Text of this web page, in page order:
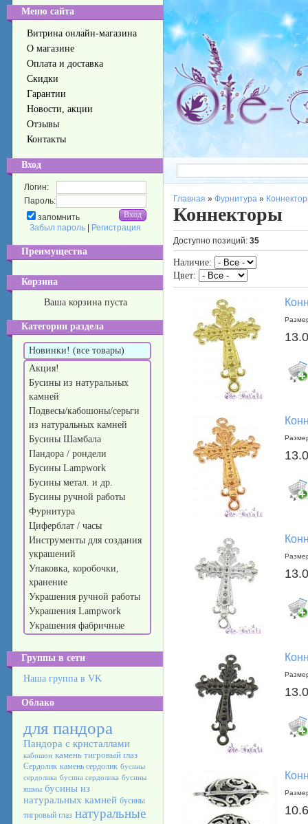
Меню сайта
Витрина онлайн-магазина
О магазине
Оплата и доставка
Скидки
Гарантии
Новости, акции
Отзывы
Контакты
Вход
Логин:
Пароль:
запомнить
Забыл пароль
Регистрация
Преимущества
Корзина
Ваша корзина пуста
Категории раздела
Новинки! (все товары)
Акция!
Бусины из натуральных
камней
Подвесы/кабошоны/серьги
из натуральных камней
Бусины Шамбала
Пандора / рондели
Бусины Lampwork
Бусины метал. и др.
Бусины ручной работы
Фурнитура
Циферблат / часы
Инструменты для создания
украшений
Упаковка, коробочки,
хранение
Украшения ручной работы
Украшения Lampwork
Украшения фабричные
Группы в сети
Наша группа в VK
Облако
для пандора
Пандора с кристаллами
кабошон камень тигровый глаз
Сердолик камень сердолик бусины
сердолика бусина сердолика бусины
яшмы бусины из
натуральных камней бусины
тигровый глаз натуральные
Главная » Фурнитура »
Коннекторы
Доступно позиций: 35
Наличие:
Цвет: